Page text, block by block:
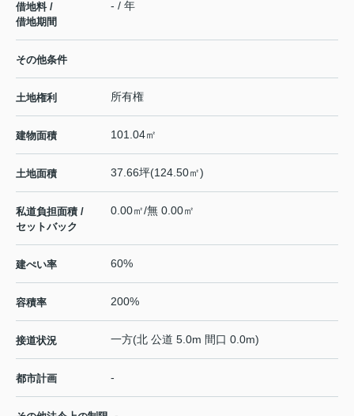
借地料 /
借地期間
- / 年
その他条件
土地権利 所有権
建物面積 101.04㎡
土地面積 37.66坪(124.50㎡)
私道負担面積 /
セットバック
0.00㎡/無 0.00㎡
建ぺい率 60%
容積率 200%
接道状況 一方(北 公道 5.0m 間口 0.0m)
都市計画 -